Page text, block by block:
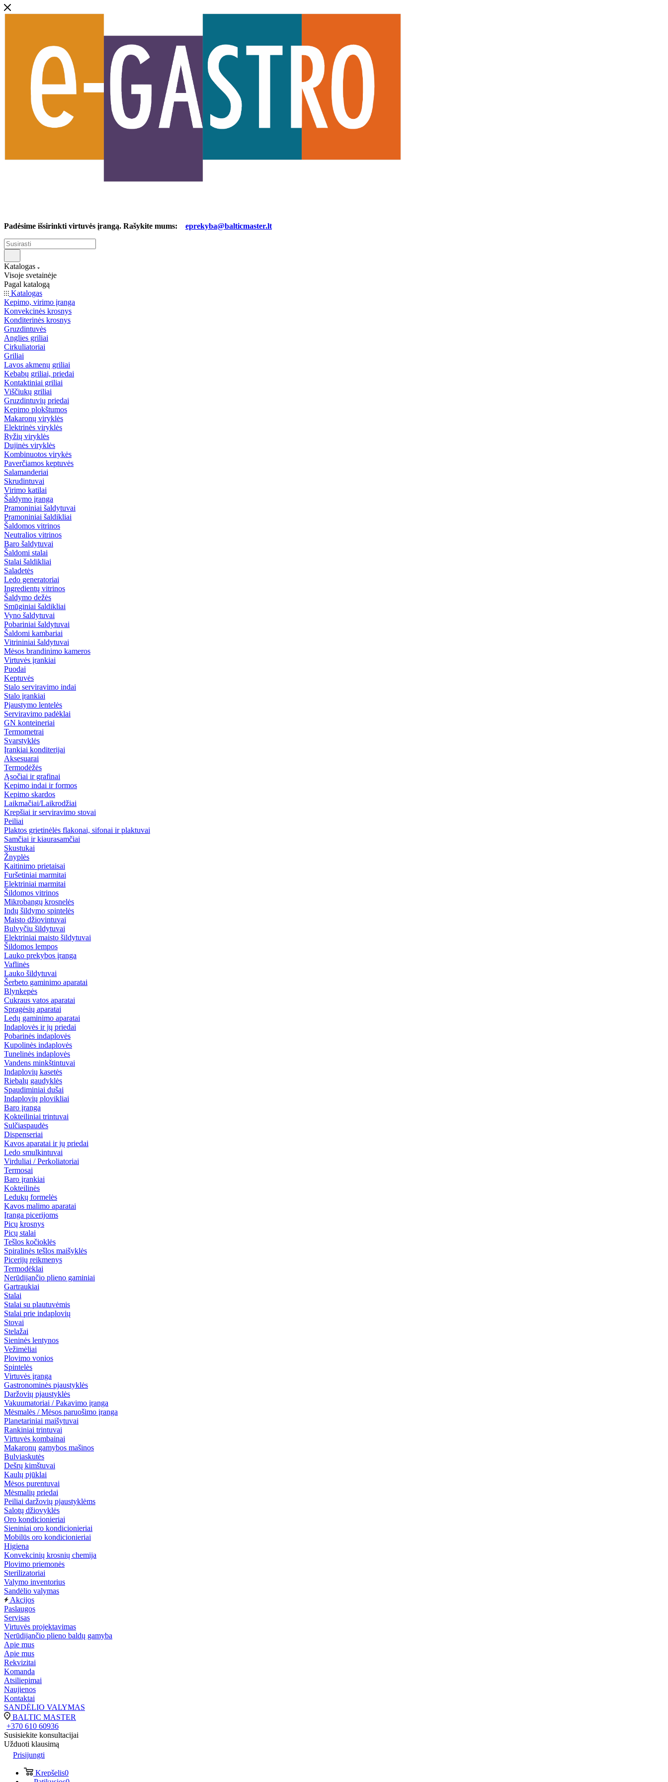
Padėsime išsirinkti virtuvės įrangą. Rašykite mums: eprekyba@balticmaster.lt
Katalogas
Visoje svetainėje
Pagal katalogą
Katalogas
Kepimo, virimo įranga
Konvekcinės krosnys
Konditerinės krosnys
Gruzdintuvės
Anglies griliai
Cirkuliatoriai
Griliai
Lavos akmenų griliai
Kebabų griliai, priedai
Kontaktiniai griliai
Viščiukų griliai
Gruzdintuvių priedai
Kepimo plokštumos
Makaronų viryklės
Elektrinės viryklės
Ryžių viryklės
Dujinės viryklės
Kombinuotos virykės
Paverčiamos keptuvės
Salamanderiai
Skrudintuvai
Virimo katilai
Šaldymo įranga
Pramoniniai šaldytuvai
Pramoniniai šaldikliai
Šaldomos vitrinos
Neutralios vitrinos
Baro šaldytuvai
Šaldomi stalai
Stalai šaldikliai
Saladetės
Ledo generatoriai
Ingredientų vitrinos
Šaldymo dežės
Smūginiai šaldikliai
Vyno šaldytuvai
Pobariniai šaldytuvai
Šaldomi kambariai
Vitrininiai šaldytuvai
Mėsos brandinimo kameros
Virtuvės įrankiai
Puodai
Keptuvės
Stalo serviravimo indai
Stalo įrankiai
Pjaustymo lentelės
Serviravimo padėklai
GN konteineriai
Termometrai
Svarstyklės
Įrankiai konditerijai
Aksesuarai
Termodėžės
Ąsočiai ir grafinai
Kepimo indai ir formos
Kepimo skardos
Laikmačiai/Laikrodžiai
Krepšiai ir serviravimo stovai
Peiliai
Plaktos grietinėlės flakonai, sifonai ir plaktuvai
Samčiai ir kiaurasamčiai
Skustukai
Žnyplės
Kaitinimo prietaisai
Furšetiniai marmitai
Elektriniai marmitai
Šildomos vitrinos
Mikrobangų krosnelės
Indų šildymo spintelės
Maisto džiovintuvai
Bulvyčiu šildytuvai
Elektriniai maisto šildytuvai
Šildomos lempos
Lauko prekybos įranga
Vaflinės
Lauko šildytuvai
Šerbeto gaminimo aparatai
Blynkepės
Cukraus vatos aparatai
Spragėsių aparatai
Ledų gaminimo aparatai
Indaplovės ir jų priedai
Pobarinės indaplovės
Kupolinės indaplovės
Tunelinės indaplovės
Vandens minkštintuvai
Indaplovių kasetės
Riebalų gaudyklės
Spaudiminiai dušai
Indaplovių plovikliai
Baro įranga
Kokteiliniai trintuvai
Sulčiaspaudės
Dispenseriai
Kavos aparatai ir jų priedai
Ledo smulkintuvai
Virduliai / Perkoliatoriai
Termosai
Baro įrankiai
Kokteilinės
Ledukų formelės
Kavos malimo aparatai
Įranga picerijoms
Picų krosnys
Picų stalai
Tešlos kočioklės
Spiralinės tešlos maišyklės
Picerijų reikmenys
Termodėklai
Nerūdijančio plieno gaminiai
Gartraukiai
Stalai
Stalai su plautuvėmis
Stalai prie indaplovių
Stovai
Stelažai
Sieninės lentynos
Vežimėliai
Plovimo vonios
Spintelės
Virtuvės įranga
Gastronominės pjaustyklės
Daržovių pjaustyklės
Vakuumatoriai / Pakavimo įranga
Mėsmalės / Mėsos paruošimo įranga
Planetariniai maišytuvai
Rankiniai trintuvai
Virtuvės kombainai
Makaronų gamybos mašinos
Bulviaskutės
Dešrų kimštuvai
Kaulų pjūklai
Mėsos purentuvai
Mėsmalių priedai
Peiliai daržovių pjaustyklėms
Salotų džiovyklės
Oro kondicionieriai
Sieniniai oro kondicionieriai
Mobilūs oro kondicionieriai
Higiena
Konvekcinių krosnių chemija
Plovimo priemonės
Sterilizatoriai
Valymo inventorius
Sandėlio valymas
Akcijos
Paslaugos
Servisas
Virtuvės projektavimas
Nerūdijančio plieno baldų gamyba
Apie mus
Apie mus
Rekvizitai
Komanda
Atsiliepimai
Naujienos
Kontaktai
SANDĖLIO VALYMAS
BALTIC MASTER
+370 610 60936
Susisiekite konsultacijai
Užduoti klausimą
Prisijungti
Krepšelis0